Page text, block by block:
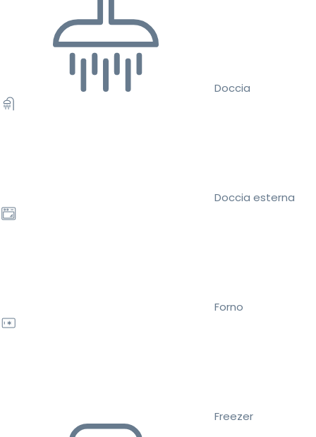
Doccia
Doccia esterna
Forno
Freezer